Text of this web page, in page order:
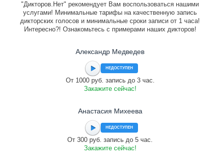
"Дикторов.Нет" рекомендует Вам воспользоваться нашими
услугами! Минимальные тарифы на качественную запись
дикторских голосов и минимальные сроки записи от 1 часа!
Интересно?! Ознакомьтесь с примерами наших дикторов!
Александр Медведев
НЕДОСТУПЕН
От 1000 руб. запись до 3 час.
Закажите сейчас!
Анастасия Михеева
НЕДОСТУПЕН
От 300 руб. запись до 5 час.
Закажите сейчас!